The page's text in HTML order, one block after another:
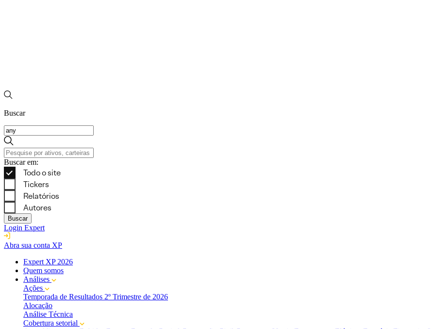
Buscar
Buscar em:
Buscar
Login Expert
Abra sua conta XP
Expert XP 2026
Quem somos
Análises
Ações
Temporada de Resultados 2º Trimestre de 2026
Alocação
Análise Técnica
Cobertura setorial